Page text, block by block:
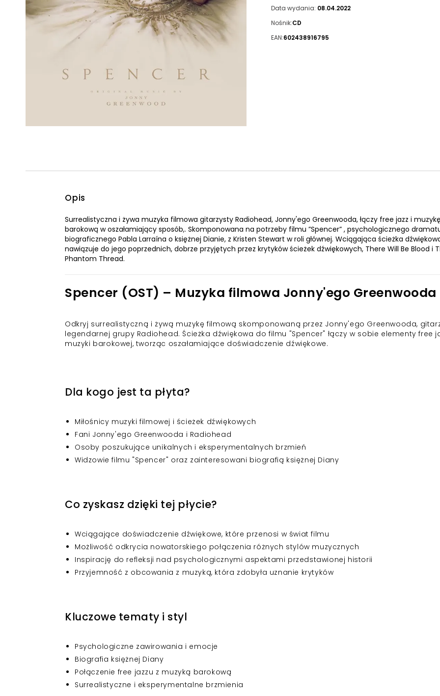
Data wydania: 08.04.2022
Nośnik:CD
EAN:602438916795
Opis
Surrealistyczna i żywa muzyka filmowa gitarzysty Radiohead, Jonny'ego Greenwooda, łączy free jazz i
barokową w oszałamiający sposób,. Skomponowana na potrzeby filmu ”Spencer” , psychologicznego
biograficznego Pabla Larraína o księżnej Dianie, z Kristen Stewart w roli głównej. Wciągająca ścieżka
nawiązuje do jego poprzednich, dobrze przyjętych przez krytyków ścieżek dźwiękowych, There Will Be Blood i
Phantom Thread.
Spencer (OST) – Muzyka filmowa Jonny'ego Greenwooda
Odkryj surrealistyczną i żywą muzykę filmową skomponowaną przez Jonny'ego Greenwooda,
legendarnej grupy Radiohead. Ścieżka dźwiękowa do filmu "Spencer" łączy w sobie elementy free
muzyki barokowej, tworząc oszałamiające doświadczenie dźwiękowe.
Dla kogo jest ta płyta?
Miłośnicy muzyki filmowej i ścieżek dźwiękowych
Fani Jonny'ego Greenwooda i Radiohead
Osoby poszukujące unikalnych i eksperymentalnych brzmień
Widzowie filmu "Spencer" oraz zainteresowani biografią księżnej Diany
Co zyskasz dzięki tej płycie?
Wciągające doświadczenie dźwiękowe, które przenosi w świat filmu
Możliwość odkrycia nowatorskiego połączenia różnych stylów muzycznych
Inspirację do refleksji nad psychologicznymi aspektami przedstawionej historii
Przyjemność z obcowania z muzyką, która zdobyła uznanie krytyków
Kluczowe tematy i styl
Psychologiczne zawirowania i emocje
Biografia księżnej Diany
Połączenie free jazzu z muzyką barokową
Surrealistyczne i eksperymentalne brzmienia
Powiększony kursor
Pomoc w czytaniu